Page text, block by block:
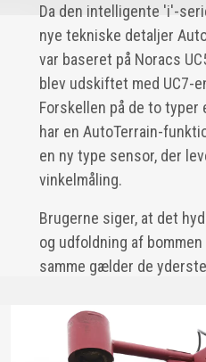
Da den intelligente 'i'-
nye tekniske detaljer
var baseret på Noracs
blev udskiftet med UC7-
Forskellen på de to typer
har en AutoTerrain-
en ny type sensor, der
vinkelmåling.
Brugerne siger, at det
og udfoldning af
samme gælder de